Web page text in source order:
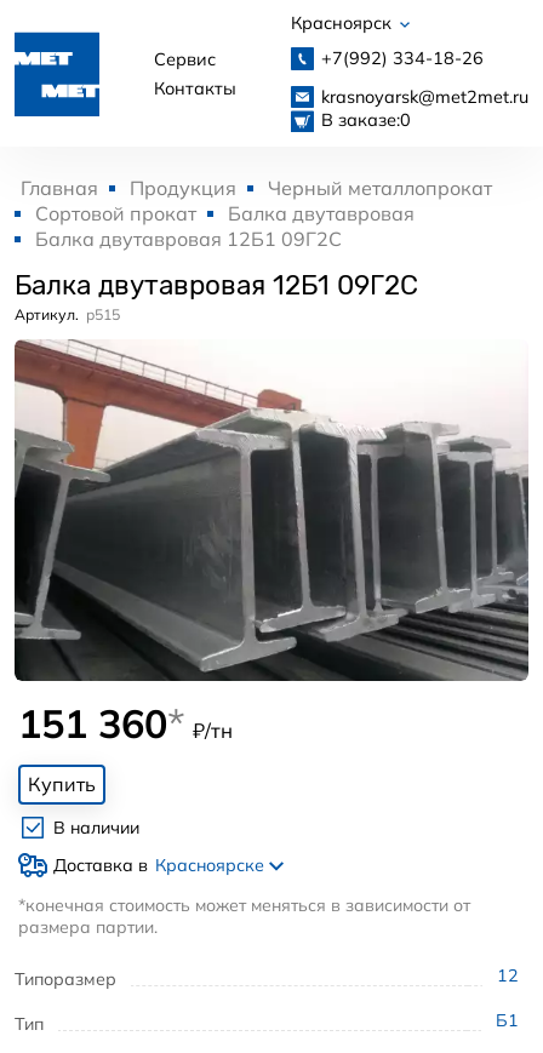
Сервис
Контакты
Красноярск
+7(992) 334-18-26
krasnoyarsk@met2met.ru
В заказе:0
Главная Продукция
Черный металлопрокат
Сортовой прокат
Балка двутавровая
Балка двутавровая 12Б1 09Г2С
Балка двутавровая 12Б1 09Г2С
Артикул. p515
Типоразмер 12
Тип Б1
151 360* ₽/тн
Купить
В наличии
Доставка в Красноярске
*конечная стоимость может меняться в зависимости от
размера партии.